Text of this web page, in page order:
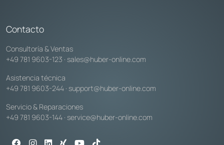
Contacto
Consultoría & Ventas
+49 781 9603-123 · sales@huber-online.com
Asistencia técnica
+49 781 9603-244 · support@huber-online.com
Servicio & Reparaciones
+49 781 9603-144 · service@huber-online.com